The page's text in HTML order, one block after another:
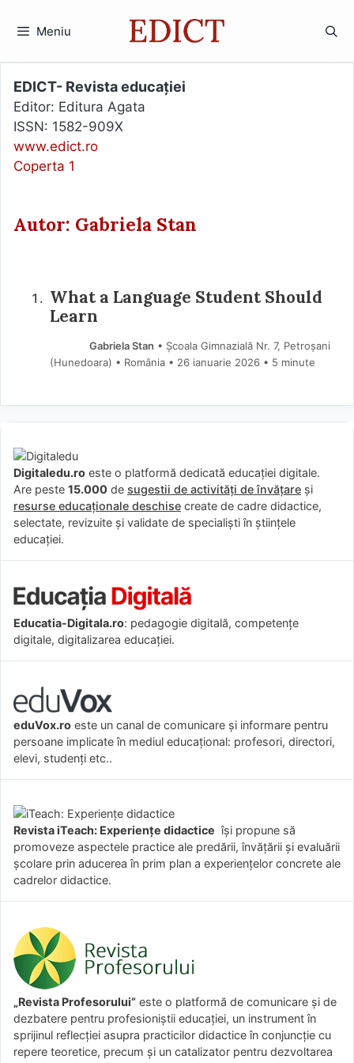
Meniu
EDICT- Revista educației
Editor: Editura Agata
ISSN: 1582-909X
www.edict.ro
Coperta 1
Autor: Gabriela Stan
What a Language Student Should
Learn
Gabriela Stan • Școala Gimnazială Nr. 7, Petroșani
(Hunedoara) • România
26 ianuarie 2026 • 5 minute
Digitaledu.ro este o platformă dedicată educației digitale.
Are peste 15.000 de sugestii de activități de învățare și
resurse educaționale deschise create de cadre didactice,
selectate, revizuite și validate de specialiști în științele
educației.
Educatia-Digitala.ro: pedagogie digitală, competențe
digitale, digitalizarea educației.
eduVox.ro este un canal de comunicare și informare pentru
persoane implicate în mediul educațional: profesori, directori,
elevi, studenți etc..
Revista iTeach: Experienţe didactice îşi propune să
promoveze aspectele practice ale predării, învăţării şi evaluării
şcolare prin aducerea în prim plan a experienţelor concrete ale
cadrelor didactice.
„Revista Profesorului” este o platformă de comunicare și de
dezbatere pentru profesioniștii educației, un instrument în
sprijinul reflecției asupra practicilor didactice în conjuncție cu
repere teoretice, precum și un catalizator pentru dezvoltarea